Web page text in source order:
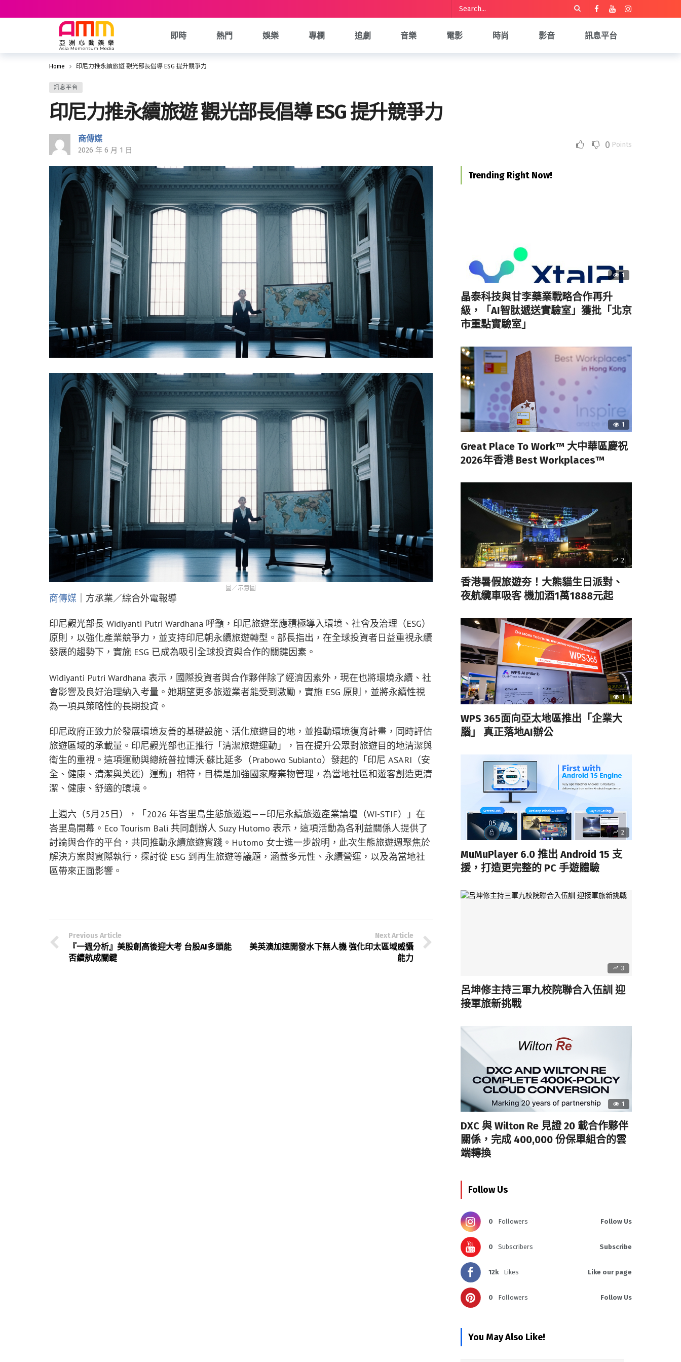
即時 熱門 娛樂 專欄 追劇 音樂 電影 時尚 影音 訊息平台
Home 印尼力推永續旅遊 觀光部長倡導 ESG 提升競爭力
訊息平台
印尼力推永續旅遊 觀光部長倡導 ESG 提升競爭力
商傳媒
2026 年 6 月 1 日 0 Points
圖／示意圖
商傳媒 ｜方承業／綜合外電報導
印尼觀光部長 Widiyanti Putri Wardhana 呼籲，印尼旅遊業應積極導入環境、社會及治理（ESG）
原則，以強化產業競爭力，並支持印尼朝永續旅遊轉型。部長指出，在全球投資者日益重視永續
發展的趨勢下，實施 ESG 已成為吸引全球投資與合作的關鍵因素。
Widiyanti Putri Wardhana 表示，國際投資者與合作夥伴除了經濟因素外，現在也將環境永續、社
會影響及良好治理納入考量。她期望更多旅遊業者能受到激勵，實施 ESG 原則，並將永續性視
為一項具策略性的長期投資。
印尼政府正致力於發展環境友善的基礎設施、活化旅遊目的地，並推動環境復育計畫，同時評估
旅遊區域的承載量。印尼觀光部也正推行「清潔旅遊運動」，旨在提升公眾對旅遊目的地清潔與
衛生的重視。這項運動與總統普拉博沃·蘇比延多（Prabowo Subianto）發起的「印尼 ASARI（安
全、健康、清潔與美麗）運動」相符，目標是加強國家廢棄物管理，為當地社區和遊客創造更清
潔、健康、舒適的環境。
上週六（5月25日），「2026 年峇里島生態旅遊週——印尼永續旅遊產業論壇（WI-STIF）」在
峇里島開幕。Eco Tourism Bali 共同創辦人 Suzy Hutomo 表示，這項活動為各利益關係人提供了
討論與合作的平台，共同推動永續旅遊實踐。Hutomo 女士進一步說明，此次生態旅遊週聚焦於
解決方案與實際執行，探討從 ESG 到再生旅遊等議題，涵蓋多元性、永續營運，以及為當地社
區帶來正面影響。
Previous Article
『一週分析』美股創高後迎大考 台股AI多頭能
否續航成關鍵
Next Article
美英澳加速開發水下無人機 強化印太區域威懾
能力
Trending Right Now!
1
晶泰科技與甘李藥業戰略合作再升
級，「AI智肽遞送實驗室」獲批「北京
市重點實驗室」
1
Great Place To Work™ 大中華區慶祝
2026年香港 Best Workplaces™
2
香港暑假旅遊夯！大熊貓生日派對、
夜航纜車吸客 機加酒1萬1888元起
1
WPS 365面向亞太地區推出「企業大
腦」 真正落地AI辦公
2
MuMuPlayer 6.0 推出 Android 15 支
援，打造更完整的 PC 手遊體驗
3
呂坤修主持三軍九校院聯合入伍訓 迎
接軍旅新挑戰
1
DXC 與 Wilton Re 見證 20 載合作夥伴
關係，完成 400,000 份保單組合的雲
端轉換
Follow Us
0 Followers Follow Us
0 Subscribers Subscribe
12k Likes Like our page
0 Followers Follow Us
You May Also Like!